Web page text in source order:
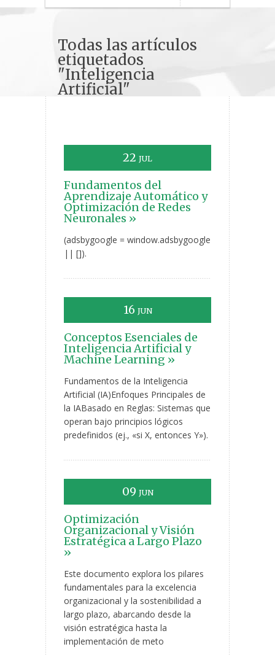
Todas las artículos
etiquetados
"Inteligencia
Artificial"
22 JUL
Fundamentos del
Aprendizaje Automático y
Optimización de Redes
Neuronales »
(adsbygoogle = window.adsbygoogle
|| []).
16 JUN
Conceptos Esenciales de
Inteligencia Artificial y
Machine Learning »
Fundamentos de la Inteligencia
Artificial (IA)Enfoques Principales de
la IABasado en Reglas: Sistemas que
operan bajo principios lógicos
predefinidos (ej., «si X, entonces Y»).
09 JUN
Optimización
Organizacional y Visión
Estratégica a Largo Plazo
»
Este documento explora los pilares
fundamentales para la excelencia
organizacional y la sostenibilidad a
largo plazo, abarcando desde la
visión estratégica hasta la
implementación de meto